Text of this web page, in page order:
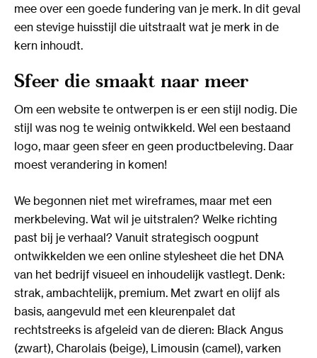
mee over een goede fundering van je merk. In dit geval
een stevige huisstijl die uitstraalt wat je merk in de
kern inhoudt.
Sfeer die smaakt naar meer
Om een website te ontwerpen is er een stijl nodig. Die
stijl was nog te weinig ontwikkeld. Wel een bestaand
logo, maar geen sfeer en geen productbeleving. Daar
moest verandering in komen!
We begonnen niet met wireframes, maar met een
merkbeleving. Wat wil je uitstralen? Welke richting
past bij je verhaal? Vanuit strategisch oogpunt
ontwikkelden we een online stylesheet die het DNA
van het bedrijf visueel en inhoudelijk vastlegt. Denk:
strak, ambachtelijk, premium. Met zwart en olijf als
basis, aangevuld met een kleurenpalet dat
rechtstreeks is afgeleid van de dieren: Black Angus
(zwart), Charolais (beige), Limousin (camel), varken